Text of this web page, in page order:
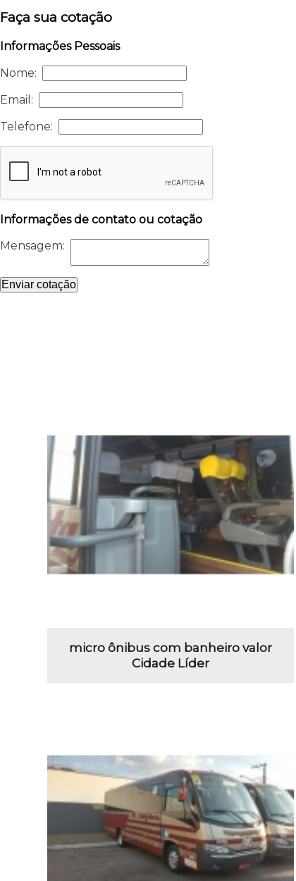
Faça sua cotação
Informações Pessoais
Nome:
Email:
Telefone:
Informações de contato ou cotação
Mensagem:
Enviar cotação
micro ônibus com banheiro valor
Cidade Líder